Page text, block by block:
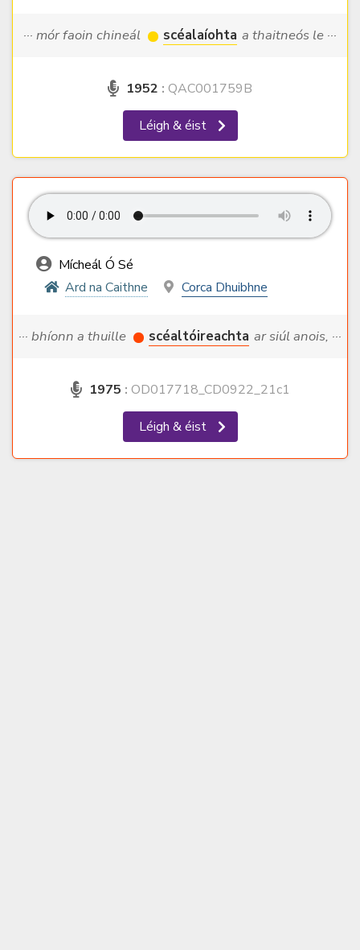
··· mór faoin chineál scéalaíohta a thaitneós le ···
1952 : QAC001759B
Léigh & éist
Mícheál Ó Sé
Ard na Caithne
Corca Dhuibhne
··· bhíonn a thuille scéaltóireachta ar siúl anois, ···
1975 : OD017718_CD0922_21c1
Léigh & éist